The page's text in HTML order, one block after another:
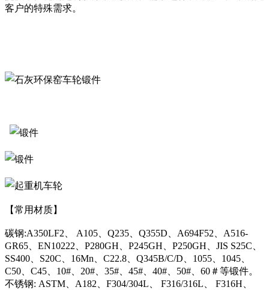
客户的特殊需求。
【常用材质】
碳钢:A350LF2、 A105、Q235、Q355D、A694F52、A516-
GR65、EN10222、P280GH、P245GH、P250GH、JIS S25C、
SS400、S20C、16Mn、C22.8、Q345B/C/D、1055、1045、
C50、C45、10#、20#、35#、45#、40#、50#、60＃等锻件。
不锈钢: ASTM、A182、F304/304L、 F316/316L、 F316H、